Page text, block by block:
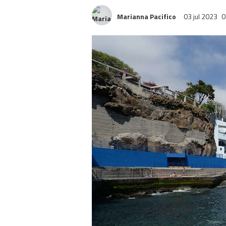
Marianna Pacifico 03 jul 2023